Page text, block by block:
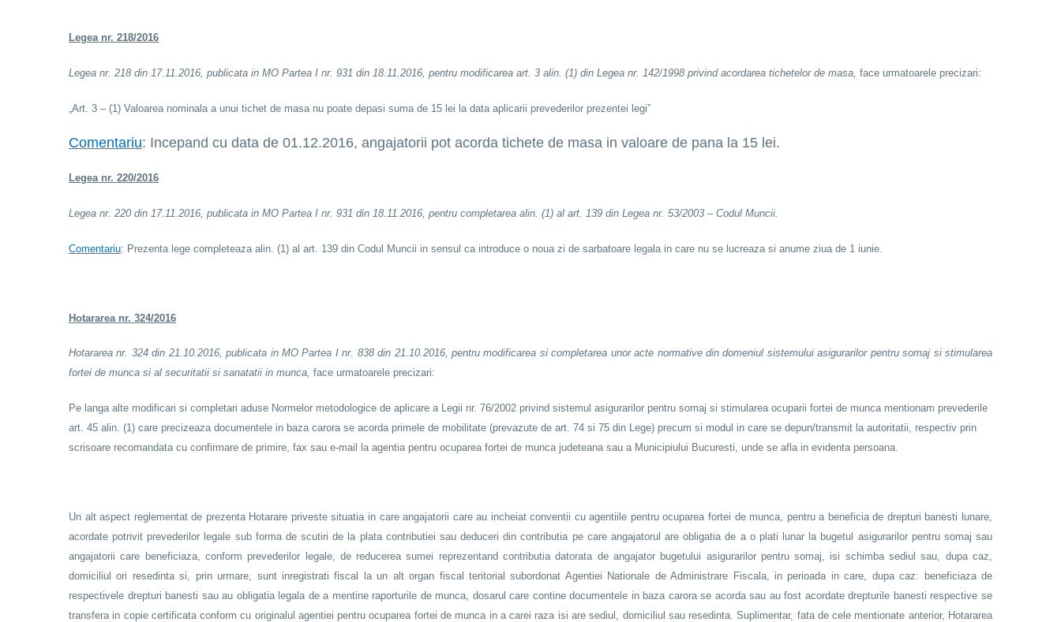
Legea nr. 218/2016
Legea nr. 218 din 17.11.2016, publicata in MO Partea I nr. 931 din 18.11.2016, pentru modificarea art. 3 alin. (1) din Legea nr. 142/1998 privind acordarea tichetelor de masa, face urmatoarele precizari:
„Art. 3 – (1) Valoarea nominala a unui tichet de masa nu poate depasi suma de 15 lei la data aplicarii prevederilor prezentei legi”
Comentariu: Incepand cu data de 01.12.2016, angajatorii pot acorda tichete de masa in valoare de pana la 15 lei.
Legea nr. 220/2016
Legea nr. 220 din 17.11.2016, publicata in MO Partea I nr. 931 din 18.11.2016, pentru completarea alin. (1) al art. 139 din Legea nr. 53/2003 – Codul Muncii.
Comentariu: Prezenta lege completeaza alin. (1) al art. 139 din Codul Muncii in sensul ca introduce o noua zi de sarbatoare legala in care nu se lucreaza si anume ziua de 1 iunie.
Hotararea nr. 324/2016
Hotararea nr. 324 din 21.10.2016, publicata in MO Partea I nr. 838 din 21.10.2016, pentru modificarea si completarea unor acte normative din domeniul sistemului asigurarilor pentru somaj si stimularea
fortei de munca si al securitatii si sanatatii in munca, face urmatoarele precizari:
Pe langa alte modificari si completari aduse Normelor metodologice de aplicare a Legii nr. 76/2002 privind sistemul asigurarilor pentru somaj si stimularea ocuparii fortei de munca mentionam prevederile
art. 45 alin. (1) care precizeaza documentele in baza carora se acorda primele de mobilitate (prevazute de art. 74 si 75 din Lege) precum si modul in care se depun/transmit la autoritatii, respectiv prin
scrisoare recomandata cu confirmare de primire, fax sau e-mail la agentia pentru ocuparea fortei de munca judeteana sau a Municipiului Bucuresti, unde se afla in evidenta persoana.
Un alt aspect reglementat de prezenta Hotarare priveste situatia in care angajatorii care au incheiat conventii cu agentiile pentru ocuparea fortei de munca, pentru a beneficia de drepturi banesti lunare,
acordate potrivit prevederilor legale sub forma de scutiri de la plata contributiei sau deduceri din contributia pe care angajatorul are obligatia de a o plati lunar la bugetul asigurarilor pentru somaj sau
angajatorii care beneficiaza, conform prevederilor legale, de reducerea sumei reprezentand contributia datorata de angajator bugetului asigurarilor pentru somaj, isi schimba sediul sau, dupa caz,
domiciliul ori resedinta si, prin urmare, sunt inregistrati fiscal la un alt organ fiscal teritorial subordonat Agentiei Nationale de Administrare Fiscala, in perioada in care, dupa caz: beneficiaza de
respectivele drepturi banesti sau au obligatia legala de a mentine raporturile de munca, dosarul care contine documentele in baza carora se acorda sau au fost acordate drepturile banesti respective se
transfera in copie certificata conform cu originalul agentiei pentru ocuparea fortei de munca in a carei raza isi are sediul, domiciliul sau resedinta. Suplimentar, fata de cele mentionate anterior, Hotararea